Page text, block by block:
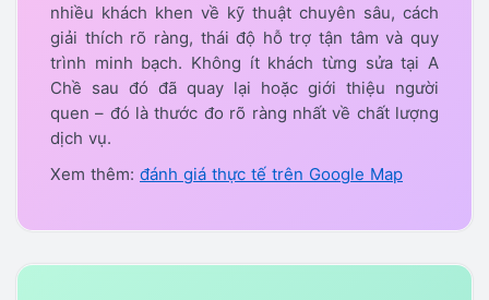
nhiều khách khen về kỹ thuật chuyên sâu, cách
giải thích rõ ràng, thái độ hỗ trợ tận tâm và quy
trình minh bạch. Không ít khách từng sửa tại A
Chề sau đó đã quay lại hoặc giới thiệu người
quen – đó là thước đo rõ ràng nhất về chất lượng
dịch vụ.
Xem thêm: đánh giá thực tế trên Google Map